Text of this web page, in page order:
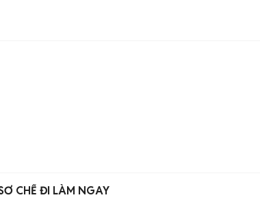
CHẾ ĐI LÀM NGAY